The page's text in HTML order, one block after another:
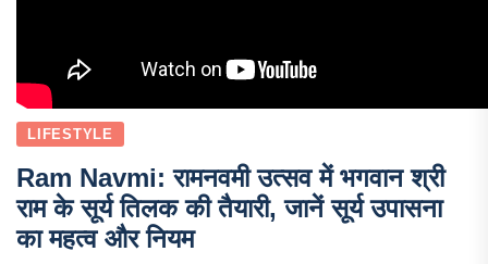
LIFESTYLE
Ram Navmi: रामनवमी उत्सव में भगवान श्री
राम के सूर्य तिलक की तैयारी, जानें सूर्य उपासना
का महत्व और नियम